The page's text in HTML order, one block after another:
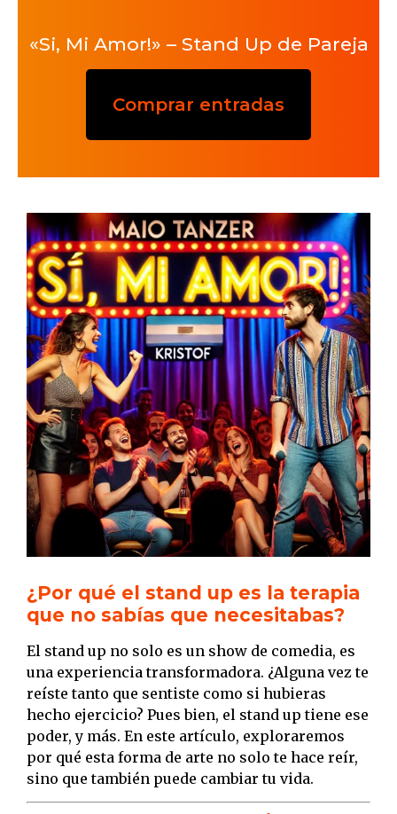
«Si, Mi Amor!» – Stand Up de Pareja
Comprar entradas
¿Por qué el stand up es la terapia
que no sabías que necesitabas?
El stand up no solo es un show de comedia, es
una experiencia transformadora. ¿Alguna vez te
reíste tanto que sentiste como si hubieras
hecho ejercicio? Pues bien, el stand up tiene ese
poder, y más. En este artículo, exploraremos
por qué esta forma de arte no solo te hace reír,
sino que también puede cambiar tu vida.